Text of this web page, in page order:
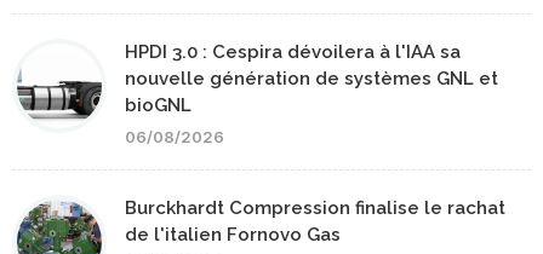
HPDI 3.0 : Cespira dévoilera à l'IAA sa
nouvelle génération de systèmes GNL et
bioGNL
06/08/2026
Burckhardt Compression finalise le rachat
de l'italien Fornovo Gas